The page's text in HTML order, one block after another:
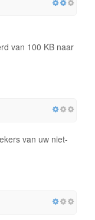
van 100 KB naar
van uw niet-